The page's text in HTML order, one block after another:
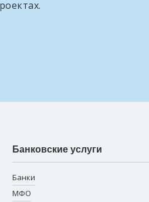
Банковские услуги
Банки
МФО